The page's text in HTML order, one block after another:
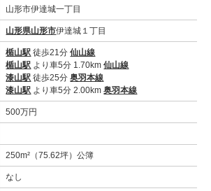
山形市伊達城一丁目
山形県山形市伊達城１丁目
楯山駅 徒歩21分仙山線
楯山駅 より車5分 1.70km仙山線
漆山駅 徒歩25分奥羽本線
漆山駅 より車5分 2.00km奥羽本線
500万円
250m²（75.62坪）公簿
なし